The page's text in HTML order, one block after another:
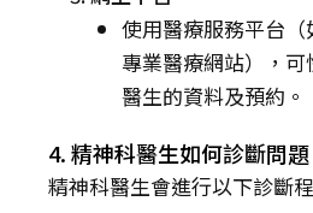
使用醫療服務平台
專業醫療網站），
醫生的資料及預約。
4. 精神科醫生如何診斷問題
精神科醫生會進行以下診斷程